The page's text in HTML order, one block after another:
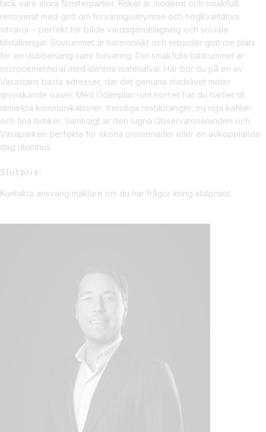
tack vare stora fönsterpartier. Köket är modernt och smakfullt
renoverat med gott om förvaringsutrymme och högkvalitativa
vitvaror – perfekt för både vardagsmatlagning och sociala
tillställningar. Sovrummet är harmoniskt och erbjuder gott om plats
för en dubbelsäng samt förvaring. Det smakfulla badrummet är
microcementerat med stilrena materialval. Här bor du på en av
Vasastans bästa adresser, där det genuina stadslivet möter
grönskande oaser. Med Odenplan runt hörnet har du närhet till
utmärkta kommunikationer, trendiga restauranger, mysiga kaféer
och fina butiker. Samtidigt är den lugna Observatorielunden och
Vasaparken perfekta för sköna promenader eller en avkopplande
dag utomhus.
Slutpris:
Kontakta ansvarig mäklare om du har frågor kring slutpriset.